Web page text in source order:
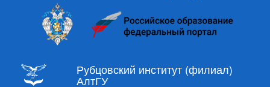
Рубцовский институт (филиал)
АлтГУ